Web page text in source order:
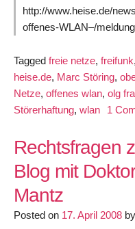
http://www.heise.de/
offenes-WLAN–/
Tagged freie netze, freifunk,
heise.de, Marc Störing,
Netze, offenes wlan, olg
Störerhaftung, wlan 1
Rechtsfragen
Blog mit
Mantz
Posted on 17. April 2008 by